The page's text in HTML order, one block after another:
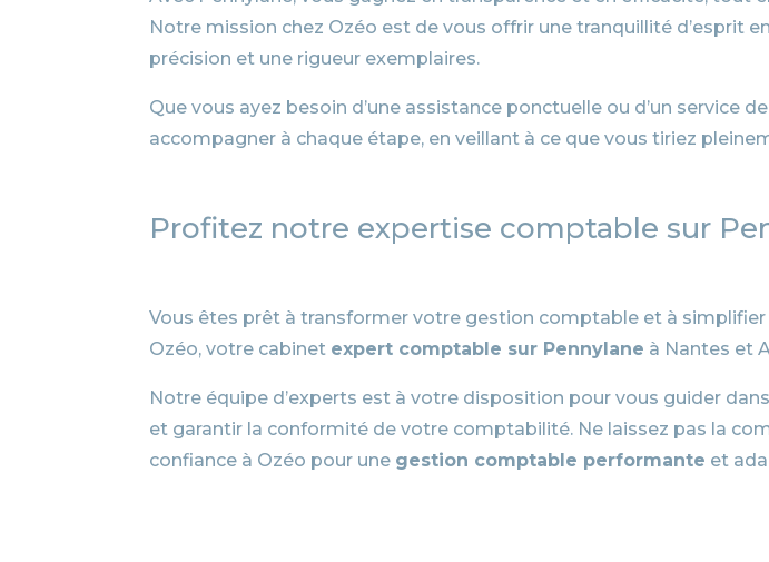
Notre mission chez Ozéo est de vous offrir une tranquillité d’esprit
précision et une rigueur exemplaires.
Que vous ayez besoin d’une assistance ponctuelle ou d’un
accompagner à chaque étape, en veillant à ce que vous tiriez
Profitez notre expertise comptable sur
Vous êtes prêt à transformer votre gestion comptable et à
Ozéo, votre cabinet expert comptable sur Pennylane à Nantes et
Notre équipe d’experts est à votre disposition pour vous guider
et garantir la conformité de votre comptabilité. Ne laissez pas la
confiance à Ozéo pour une gestion comptable performante et